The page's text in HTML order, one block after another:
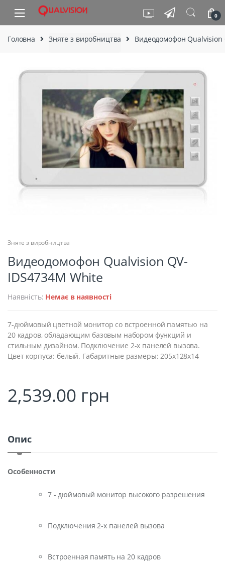
Skip to navigation
Skip to content
0
Головна Зняте з виробництва Видеодомофон Qualvision
Зняте з виробництва
Видеодомофон Qualvision QV-
IDS4734M White
Наявність: Немає в наявності
7-дюймовый цветной монитор со встроенной памятью на
20 кадров, обладающим базовым набором функций и
стильным дизайном. Подключение 2-х панелей вызова.
Цвет корпуса: белый. Габаритные размеры: 205х128х14
2,539.00 грн
Опис
Особенности
7 - дюймовый монитор высокого разрешения
Подключения 2-х панелей вызова
Встроенная память на 20 кадров